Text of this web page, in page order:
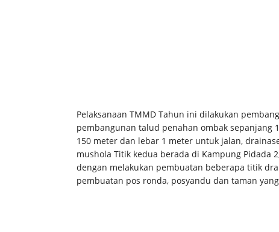
Pelaksanaan TMMD Tahun ini dilakukan
pembangunan talud penahan ombak sepanjang
150 meter dan lebar 1 meter untuk jalan,
mushola Titik kedua berada di Kampung Pidada
dengan melakukan pembuatan beberapa titik
pembuatan pos ronda, posyandu dan taman